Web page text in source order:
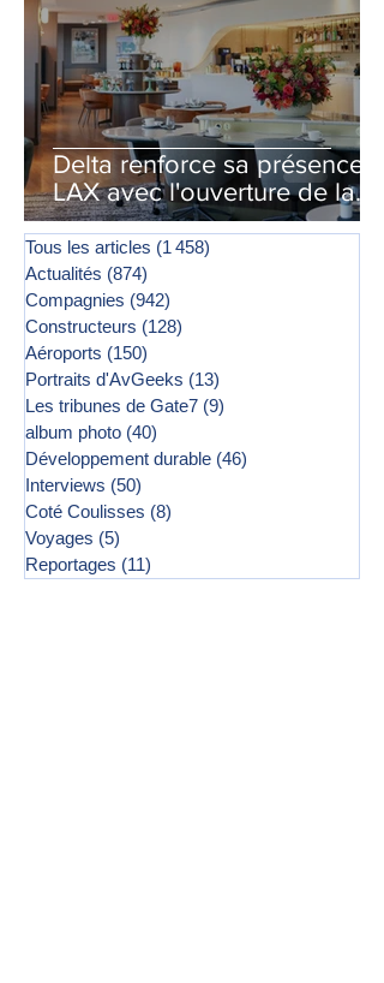
Delta renforce sa présence à
LAX avec l'ouverture de la
première phase d'un second
salon Delta One
Tous les articles (1 458)
Actualités (874)
Compagnies (942)
Constructeurs (128)
Aéroports (150)
Portraits d'AvGeeks (13)
Les tribunes de Gate7 (9)
album photo (40)
Développement durable (46)
Interviews (50)
Coté Coulisses (8)
Voyages (5)
Reportages (11)